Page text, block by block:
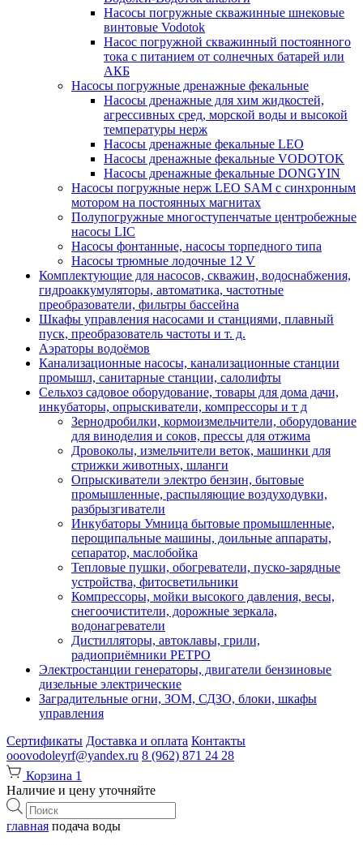
Насосы погружные скважинные шнековые
винтовые Vodotok
Насос погружной скважинный постоянного
тока с питанием от солнечных батарей или
АКБ
Насосы погружные дренажные фекальные
Насосы дренажные для хим жидкостей,
агрессивных сред, морской воды и высокой
температуры нерж
Насосы дренажные фекальные LEO
Насосы дренажные фекальные VODOTOK
Насосы дренажные фекальные DONGYIN
Насосы погружные нерж LEO SAM с синхронным
мотором на постоянных магнитах
Полупогружные многоступенчатые центробежные
насосы LIC
Насосы фонтанные, насосы торпедного типа
Насосы трюмные лодочные 12 V
Комплектующие для насосов, скважин, водоснабжения,
гидроаккумуляторы, автоматика, частотные
преобразователи, фильтры бассейна
Шкафы управления насосами и станциями, плавный
пуск, преобразователь частоты и т. д.
Аэраторы водоёмов
Канализационные насосы, канализационные станции
промышл, санитарные станции, салолифты
Сельхоз садовое оборудование, товары для дома дачи,
инкубаторы, опрыскиватели, компрессоры и т д
Зернодробилки, кормоизмельчители, оборудование
для виноделия и соков, прессы для отжима
Дровоколы, измельчители веток, машинки для
стрижки животных, шланги
Опрыскиватели электро бензин, бытовые
промышленные, распыляющие воздуходувки,
разбрызгиватели
Инкубаторы Умница бытовые промышленные,
перощипальные машины, доильные аппараты,
сепаратор, маслобойка
Тепловые пушки, обогреватели, пуско-зарядные
устройства, фитосветильники
Компрессоры, мойки высокого давления, весы,
снегоочистители, дорожные зеркала,
водонагреватели
Дистилляторы, автоклавы, грили,
радиоприёмники РЕТРО
Электростанции генераторы, двигатели бензиновые
дизельные электрические
Заградительные огни, ЗОМ, СДЗО, блоки, шкафы
управления
Сертификаты Доставка и оплата Контакты
ooovodoleyrf@yandex.ru 8 (962) 871 24 28
Корзина 1
Наличие и цену уточняйте
Поиск
товаров
главная подача воды